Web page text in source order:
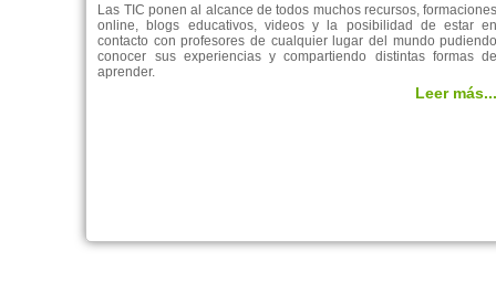
Las TIC ponen al alcance de todos muchos recursos,
online, blogs educativos, videos y la posibilidad de estar
contacto con profesores de cualquier lugar del mundo
conocer sus experiencias y compartiendo distintas formas
aprender.
Leer